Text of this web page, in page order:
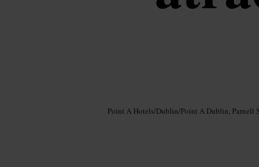
Point A Hotels/Dublin/Point A Dublin, Parnell